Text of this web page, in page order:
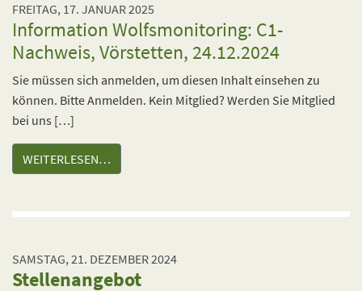
FREITAG, 17. JANUAR 2025
Information Wolfsmonitoring: C1-
Nachweis, Vörstetten, 24.12.2024
Sie müssen sich anmelden, um diesen Inhalt einsehen zu
können. Bitte Anmelden. Kein Mitglied? Werden Sie Mitglied
bei uns […]
WEITERLESEN…
SAMSTAG, 21. DEZEMBER 2024
Stellenangebot